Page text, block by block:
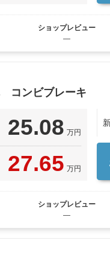
ショップレビュー
―
コンビブレーキ
25.08 万円
27.65 万円
ショップレビュー
―